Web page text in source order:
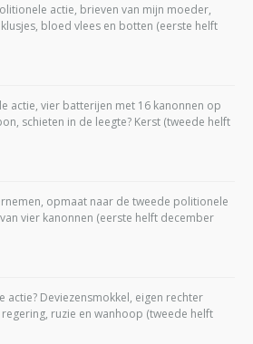
actie, brieven van mijn moeder,
bloed vlees en botten (eerste helft
actie, vier batterijen met 16 kanonnen op
schieten in de leegte? Kerst (tweede helft
opmaat naar de tweede politionele
vier kanonnen (eerste helft december
actie? Deviezensmokkel, eigen rechter
ruzie en wanhoop (tweede helft